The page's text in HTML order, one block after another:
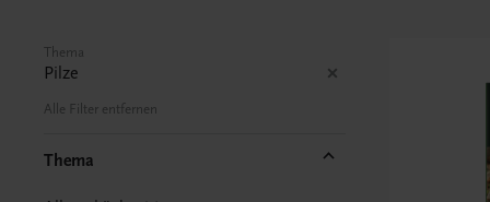
Thema
Pilze
Alle Filter entfernen
Thema